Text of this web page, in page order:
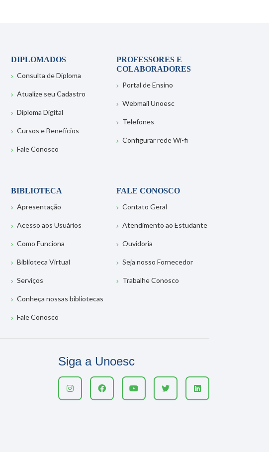
DIPLOMADOS
Consulta de Diploma
Atualize seu Cadastro
Diploma Digital
Cursos e Benefícios
Fale Conosco
PROFESSORES E
COLABORADORES
Portal de Ensino
Webmail Unoesc
Telefones
Configurar rede Wi-fi
BIBLIOTECA
Apresentação
Acesso aos Usuários
Como Funciona
Biblioteca Virtual
Serviços
Conheça nossas bibliotecas
Fale Conosco
FALE CONOSCO
Contato Geral
Atendimento ao Estudante
Ouvidoria
Seja nosso Fornecedor
Trabalhe Conosco
Siga a Unoesc